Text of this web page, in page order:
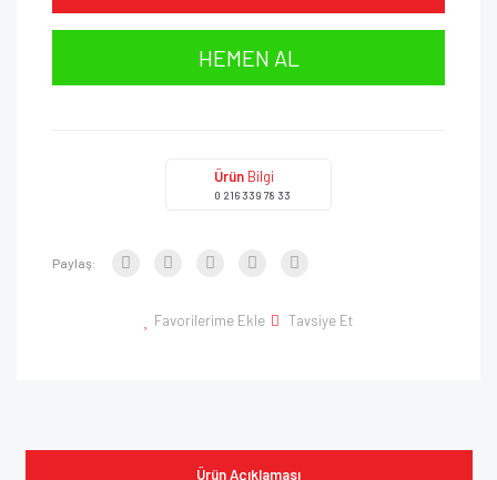
HEMEN AL
Ürün Bilgi
0 216 339 78 33
Paylaş:
Favorilerime Ekle Tavsiye Et
Ürün Açıklaması